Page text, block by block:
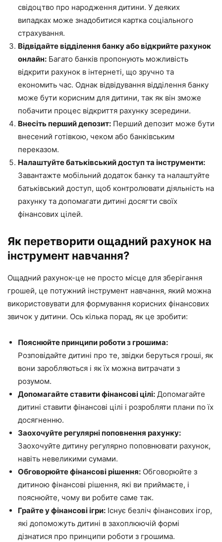
свідоцтво про народження дитини. У деяких
випадках може знадобитися картка соціального
страхування.
Відвідайте відділення банку або відкрийте рахунок
онлайн: Багато банків пропонують можливість
відкрити рахунок в інтернеті, що зручно та
економить час. Однак відвідування відділення банку
може бути корисним для дитини, так як він зможе
побачити процес відкриття рахунку зсередини.
Внесіть перший депозит: Перший депозит може бути
внесений готівкою, чеком або банківським
переказом.
Налаштуйте батьківський доступ та інструменти:
Завантажте мобільний додаток банку та налаштуйте
батьківський доступ, щоб контролювати діяльність на
рахунку та допомагати дитині досягти своїх
фінансових цілей.
Як перетворити ощадний рахунок на
інструмент навчання?
Ощадний рахунок-це не просто місце для зберігання
грошей, це потужний інструмент навчання, який можна
використовувати для формування корисних фінансових
звичок у дитини. Ось кілька порад, як це зробити:
Пояснюйте принципи роботи з грошима:
Розповідайте дитині про те, звідки беруться гроші, як
вони заробляються і як їх можна витрачати з
розумом.
Допомагайте ставити фінансові цілі: Допомагайте
дитині ставити фінансові цілі і розробляти плани по їх
досягненню.
Заохочуйте регулярні поповнення рахунку:
Заохочуйте дитину регулярно поповнювати рахунок,
навіть невеликими сумами.
Обговорюйте фінансові рішення: Обговорюйте з
дитиною фінансові рішення, які ви приймаєте, і
пояснюйте, чому ви робите саме так.
Грайте у фінансові ігри: Існує безліч фінансових ігор,
які допоможуть дитині в захоплюючій формі
дізнатися про принципи роботи з грошима.